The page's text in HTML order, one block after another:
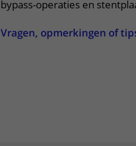
bypass-operaties en
Vragen, opmerkingen of